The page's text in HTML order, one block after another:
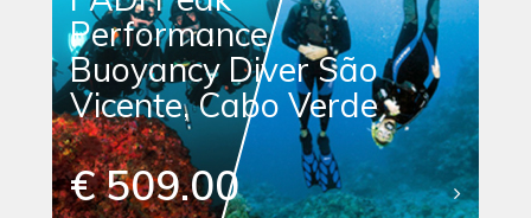
Performance
Buoyancy Diver São
Vicente, Cabo Verde
€ 509.00